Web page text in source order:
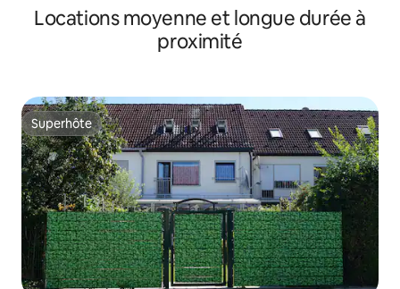
Locations moyenne et longue durée à
proximité
Superhôte
Superhôte